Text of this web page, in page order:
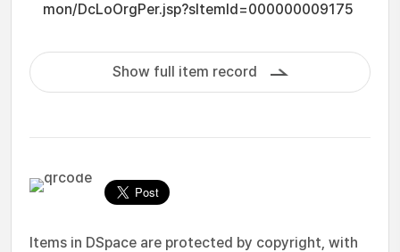
mon/DcLoOrgPer.jsp?sItemId=000000009175
Show full item record
Items in DSpace are protected by copyright, with